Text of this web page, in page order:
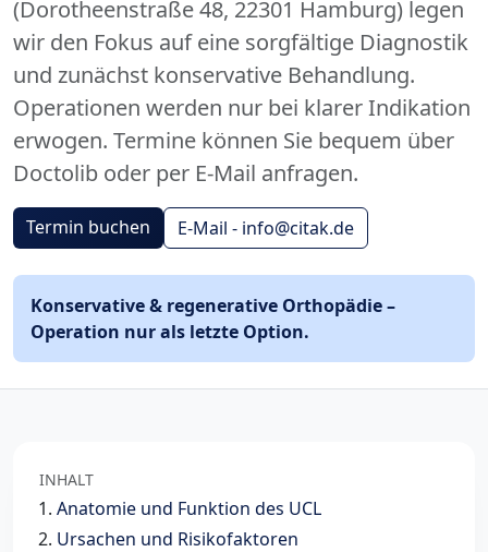
(Dorotheenstraße 48, 22301 Hamburg) legen
wir den Fokus auf eine sorgfältige Diagnostik
und zunächst konservative Behandlung.
Operationen werden nur bei klarer Indikation
erwogen. Termine können Sie bequem über
Doctolib oder per E‑Mail anfragen.
Termin buchen E-Mail - info@citak.de
Konservative & regenerative Orthopädie –
Operation nur als letzte Option.
INHALT
Anatomie und Funktion des UCL
Ursachen und Risikofaktoren